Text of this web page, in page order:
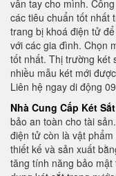
vân tay cho mình.
các tiêu chuẩn tốt nhất
trang bị khoá điện tử
với các gia đình. Chọn
tốt nhất. Thị trường két
nhiều mẫu két mới
Liên hệ ngay di động
Nhà Cung Cấp Két
bảo an toàn cho tài
điện tử còn là vật
thiết kế và sản xuất
tăng tính năng bảo